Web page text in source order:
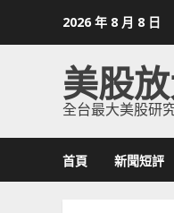
2026 年 8 月 8 日
美股放
全台最大美股研
首頁 新聞短評